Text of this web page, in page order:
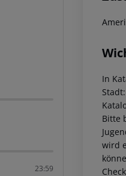
23:59
In
Bitte
wird